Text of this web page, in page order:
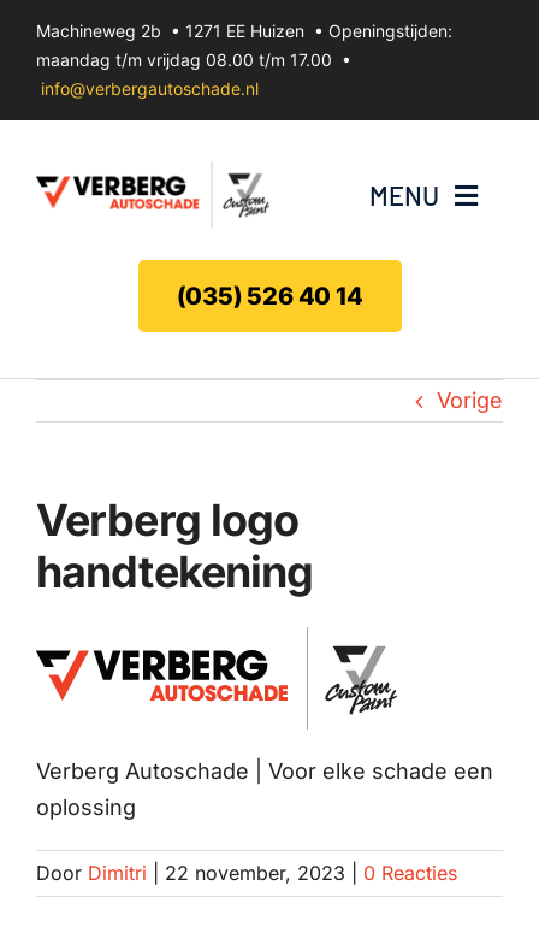
naar
inhoud
Machineweg 2b • 1271 EE Huizen • Openingstijden:
maandag t/m vrijdag 08.00 t/m 17.00 •
info@verbergautoschade.nl
MENU
Bumperherstel
Koplamp herstel
Spotrepair
Steenslagreparatie
Zo herstellen wij autoschade. Stap voor stap
Contact
(035) 526 40 14
Vorige
Verberg logo
handtekening
Verberg Autoschade | Voor elke schade een
oplossing
Door Dimitri 22 november, 2023 0 Reacties